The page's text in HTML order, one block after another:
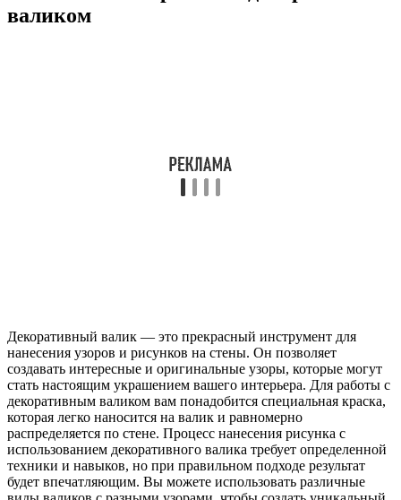
валиком
Декоративный валик — это прекрасный инструмент для
нанесения узоров и рисунков на стены. Он позволяет
создавать интересные и оригинальные узоры, которые могут
стать настоящим украшением вашего интерьера. Для работы с
декоративным валиком вам понадобится специальная краска,
которая легко наносится на валик и равномерно
распределяется по стене. Процесс нанесения рисунка с
использованием декоративного валика требует определенной
техники и навыков, но при правильном подходе результат
будет впечатляющим. Вы можете использовать различные